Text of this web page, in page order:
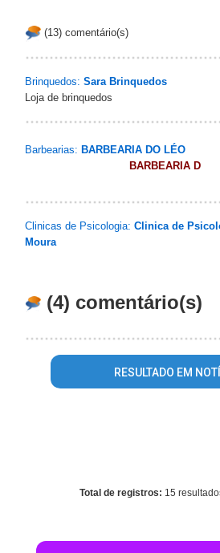
(13) comentário(s)
Brinquedos: Sara Brinquedos
Loja de brinquedos
Barbearias: BARBEARIA DO LÉO
BARBEARIA D
Clinicas de Psicologia: Clinica de
Moura
(4) comentário(s)
RESULTADO EM
Total de registros: 15